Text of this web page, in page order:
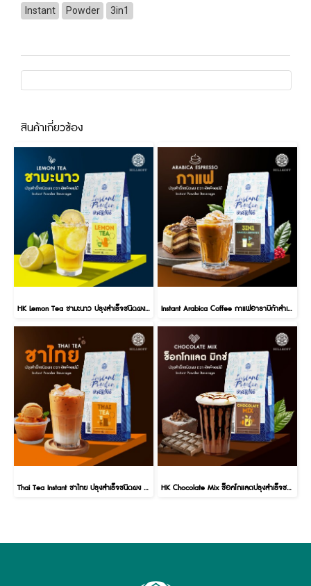
Instant Powder 3in1
สินค้าเกี่ยวข้อง
HK Lemon Tea ชามะนาว ปรุงสำเร็จชนิดผง 3 in 1 1000g. Instant Arabica Coffee กาแฟอาราบิก้าสำเร็จรูป 1,000 g.
Thai Tea Instant ชาไทย ปรุงสำเร็จชนิดผง 1,000 g HK Chocolate Mix ช็อคโกแลตปรุงสำเร็จชนิดผง 1,000 กรัม